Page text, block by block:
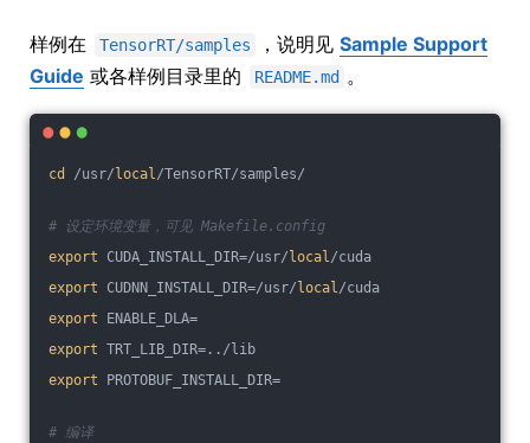
样例在 TensorRT/samples ，说明见 Sample Support
Guide 或各样例目录里的 README.md 。
cd /usr/ local/TensorRT/samples/
# 设定环境变量，可见 Makefile.config
export CUDA_INSTALL_DIR=/usr/ local/cuda
export CUDNN_INSTALL_DIR=/usr/ local/cuda
export ENABLE_DLA=
export TRT_LIB_DIR=../lib
export PROTOBUF_INSTALL_DIR=
# 编译